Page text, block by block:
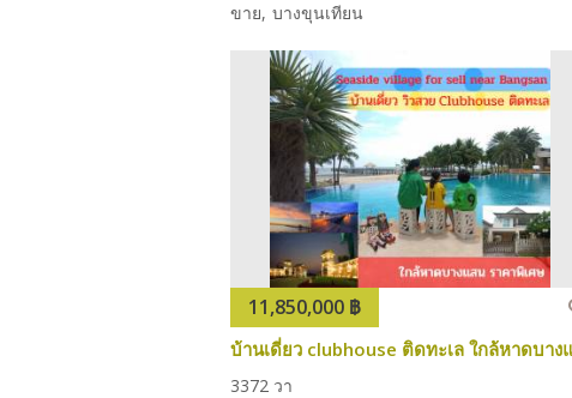
ขาย บางขุนเทียน
3372 วา
11,850,000 ฿